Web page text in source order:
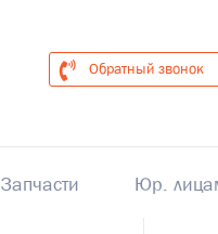
Обратный звонок
Запчасти Юр.